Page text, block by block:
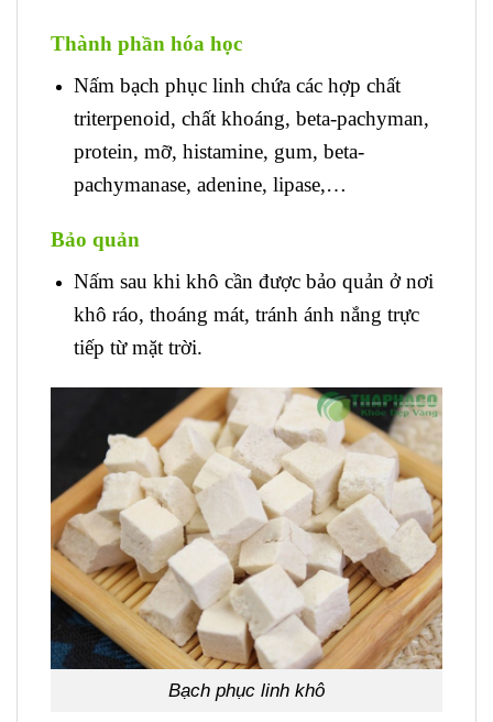
Thành phần hóa học
Nấm bạch phục linh chứa các hợp chất
triterpenoid, chất khoáng, beta-pachyman,
protein, mỡ, histamine, gum, beta-
pachymanase, adenine, lipase,…
Bảo quản
Nấm sau khi khô cần được bảo quản ở nơi
khô ráo, thoáng mát, tránh ánh nắng trực
tiếp từ mặt trời.
Bạch phục linh khô